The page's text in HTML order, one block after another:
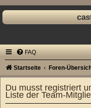
FAQ
Startseite Foren-
Du musst registriert
Liste der Team-